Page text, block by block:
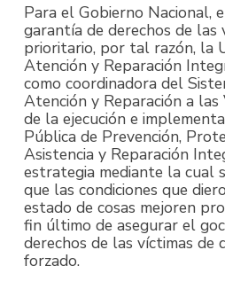
Para el Gobierno Nacional,
garantía de derechos de las
prioritario, por tal razón, la
Atención y Reparación
como coordinadora del
Atención y Reparación a
de la ejecución e
Pública de Prevención,
Asistencia y Reparación
estrategia mediante la cual
que las condiciones que
estado de cosas mejoren
fin último de asegurar el
derechos de las víctimas de
forzado.